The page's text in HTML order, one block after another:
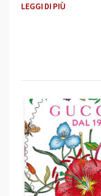
LEGGI DI PIÙ